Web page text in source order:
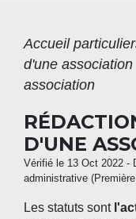
Accueil
d'une association
association
D'UNE
Vérifié le 13 Oct 2022 -
administrative
Les statuts sont